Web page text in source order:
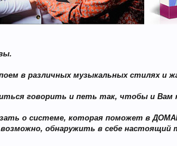
в различных музыкальных стилях и
говорить и петь так, чтобы и Вам
о системе, которая поможет в
обнаружить в себе настоящий